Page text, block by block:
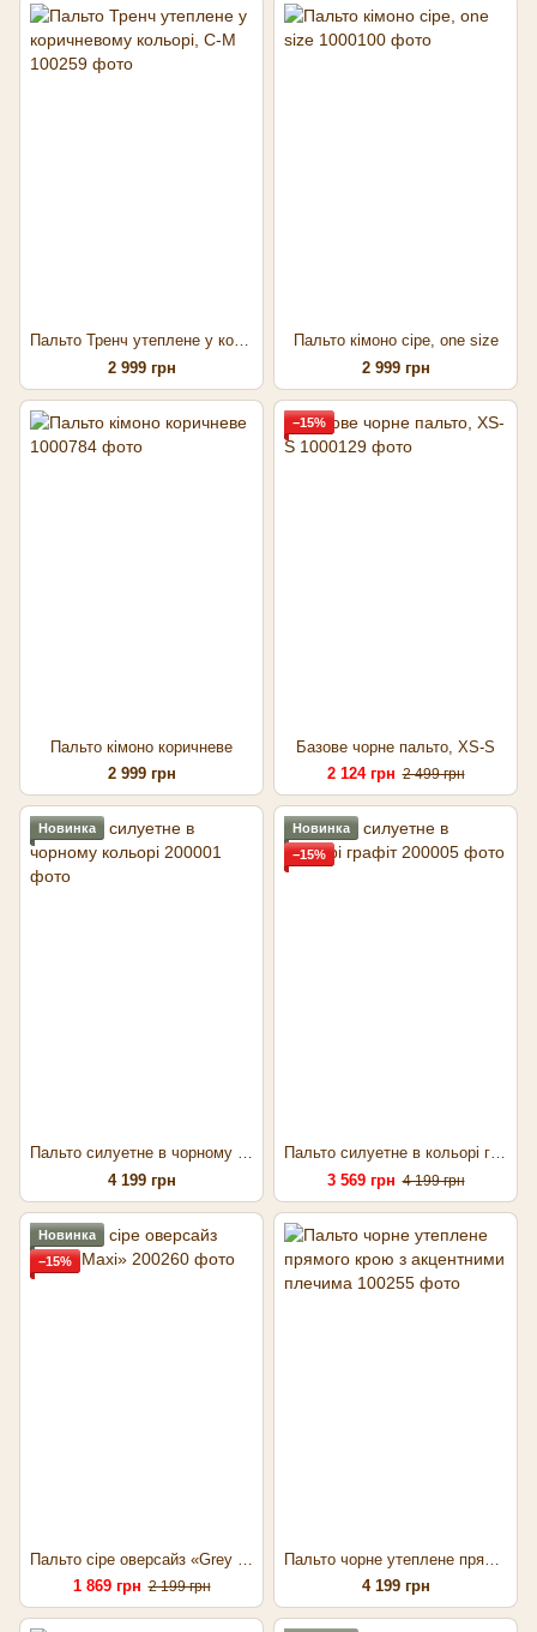
Пальто Тренч утеплене у коричневому кольорі, С-М
2 999 грн
Пальто кімоно сіре, one size
2 999 грн
Пальто кімоно коричневе
2 999 грн
−15%
Базове чорне пальто, XS-S
2 124 грн 2 499 грн
Новинка
Пальто силуетне в чорному кольорі
4 199 грн
Новинка
−15%
Пальто силуетне в кольорі графіт
3 569 грн 4 199 грн
Новинка
−15%
1 869 грн 2 199 грн
4 199 грн